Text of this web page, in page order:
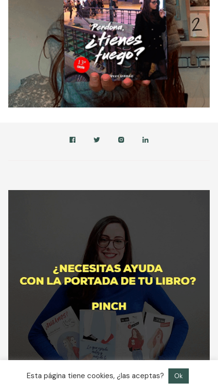
Esta página tiene cookies, ¿las aceptas? Ok